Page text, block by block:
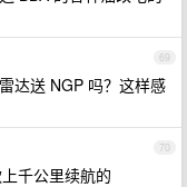
69
达送 NGP 吗？这样感
70
千公里续航的